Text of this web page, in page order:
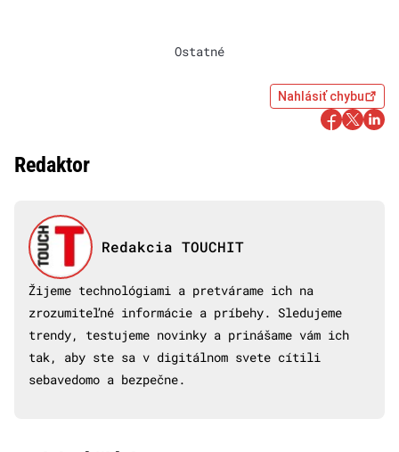
Ostatné
Nahlásiť chybu
Redaktor
Redakcia TOUCHIT
Žijeme technológiami a pretvárame ich na
zrozumiteľné informácie a príbehy. Sledujeme
trendy, testujeme novinky a prinášame vám ich
tak, aby ste sa v digitálnom svete cítili
sebavedomo a bezpečne.